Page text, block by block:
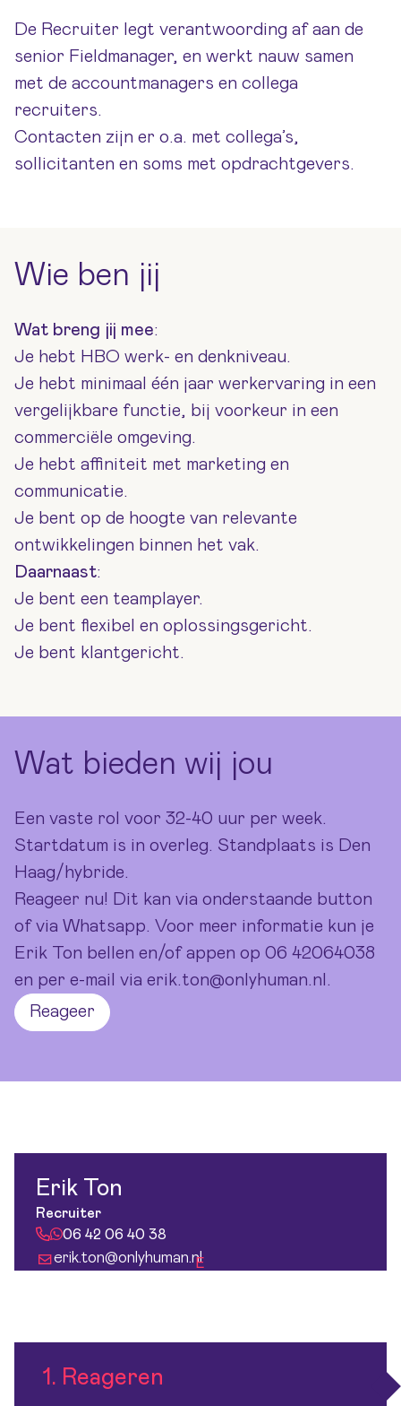
De Recruiter legt verantwoording af aan de
senior Fieldmanager, en werkt nauw samen
met de accountmanagers en collega
recruiters.
Contacten zijn er o.a. met collega’s,
sollicitanten en soms met opdrachtgevers.
Wie ben jij
Wat breng jij mee:
Je hebt HBO werk- en denkniveau.
Je hebt minimaal één jaar werkervaring in een
vergelijkbare functie, bij voorkeur in een
commerciële omgeving.
Je hebt affiniteit met marketing en
communicatie.
Je bent op de hoogte van relevante
ontwikkelingen binnen het vak.
Daarnaast:
Je bent een teamplayer.
Je bent flexibel en oplossingsgericht.
Je bent klantgericht.
Wat bieden wij jou
Een vaste rol voor 32-40 uur per week.
Startdatum is in overleg. Standplaats is Den
Haag/hybride.
Reageer nu! Dit kan via onderstaande button
of via Whatsapp. Voor meer informatie kun je
Erik Ton bellen en/of appen op 06 42064038
en per e-mail via erik.ton@onlyhuman.nl.
Reageer
Erik Ton
Recruiter
06 42 06 40 38
erik.ton@onlyhuman.nlE
1. Reageren